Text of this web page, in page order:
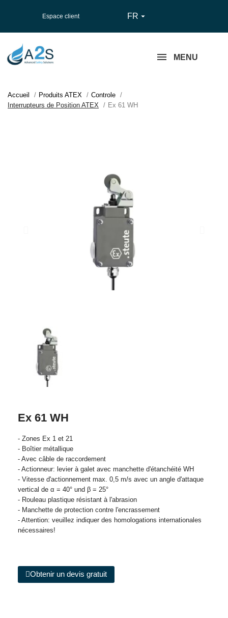
Espace client FR 
MENU
Accueil Produits ATEX
Controle
Interrupteurs de Position ATEX
Ex 61 WH
Ex 61 WH
- Zones Ex 1 et 21
- Boîtier métallique
- Avec câble de raccordement
- Actionneur: levier à galet avec manchette d'étanchéité WH
- Vitesse d'actionnement max. 0,5 m/s avec un angle d'attaque
vertical de α = 40° und β = 25°
- Rouleau plastique résistant à l'abrasion
- Manchette de protection contre l'encrassement
- Attention: veuillez indiquer des homologations internationales
nécessaires!
Obtenir un devis gratuit